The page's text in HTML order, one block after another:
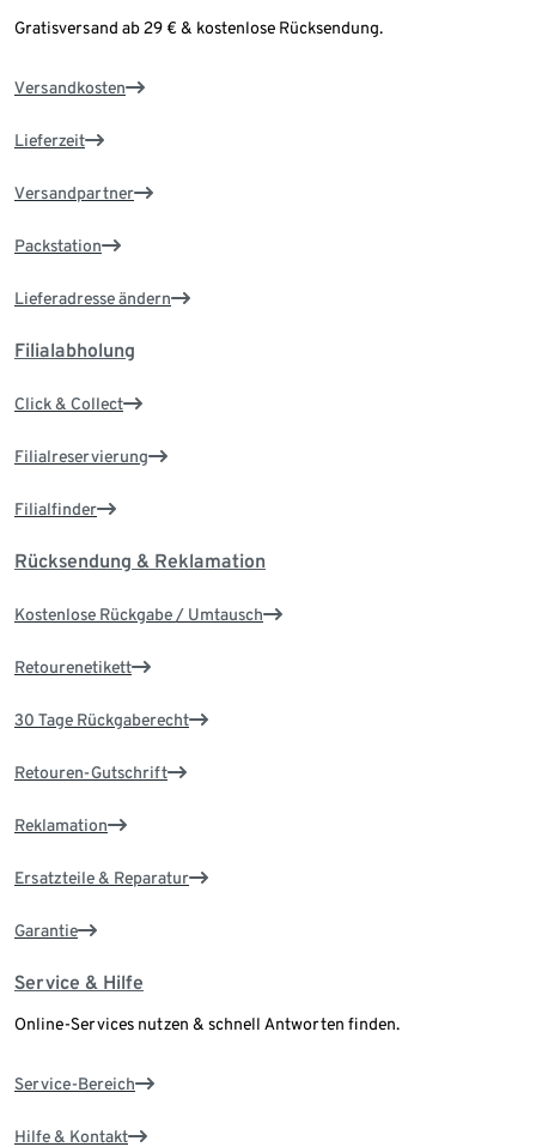
Gratisversand ab 29 € & kostenlose Rücksendung.
Versandkosten
Lieferzeit
Versandpartner
Packstation
Lieferadresse ändern
Filialabholung
Click & Collect
Filialreservierung
Filialfinder
Rücksendung & Reklamation
Kostenlose Rückgabe / Umtausch
Retourenetikett
30 Tage Rückgaberecht
Retouren-Gutschrift
Reklamation
Ersatzteile & Reparatur
Garantie
Service & Hilfe
Online-Services nutzen & schnell Antworten finden.
Service-Bereich
Hilfe & Kontakt